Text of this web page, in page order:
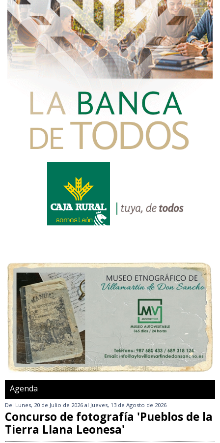
Agenda
Del Lunes, 20 de Julio de 2026 al Jueves, 13 de Agosto de 2026
Concurso de fotografía 'Pueblos de la
Tierra Llana Leonesa'